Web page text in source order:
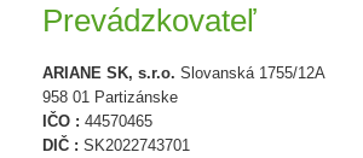
Prevádzkovateľ
ARIANE SK, s.r.o. Slovanská 1755/12A
958 01 Partizánske
IČO : 44570465
DIČ : SK2022743701